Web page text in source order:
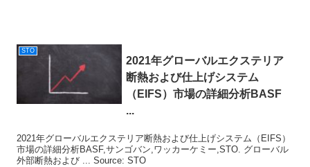
STO
2021年グローバルエクステリア
断熱および仕上げシステム
（EIFS）市場の詳細分析BASF
...
2021年グローバルエクステリア断熱および仕上げシステム（EIFS）
市場の詳細分析BASF,サンゴバン,ワッカーケミー,STO. グローバル
外部断熱および ... Source: STO